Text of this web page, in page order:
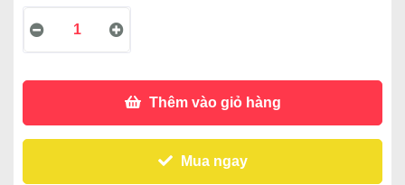
Thêm vào giỏ hàng
Mua ngay